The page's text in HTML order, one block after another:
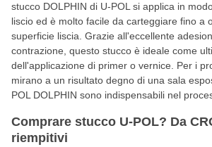
stucco DOLPHIN di U-POL si applica in
liscio ed è molto facile da carteggiare fino a
superficie liscia. Grazie all'eccellente
contrazione, questo stucco è ideale come
dell'applicazione di primer o vernice. Per i
mirano a un risultato degno di una sala
POL DOLPHIN sono indispensabili nel
Comprare stucco U-POL? Da
riempitivi